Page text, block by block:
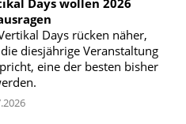
Days rücken näher,
diesjährige Veranstaltung
eine der besten bisher